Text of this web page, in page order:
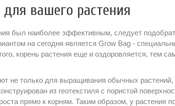
вашего растения
был наиболее эффективным, следует
на сегодня является Grow Bag -
корень растения еще и оздоровляется, тем
не только для выращивания обычных
из геотекстиля с пористой
прямо к корням. Таким образом, у растения